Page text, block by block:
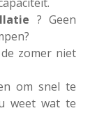
? Geen
zomer niet
om snel te
weet wat te